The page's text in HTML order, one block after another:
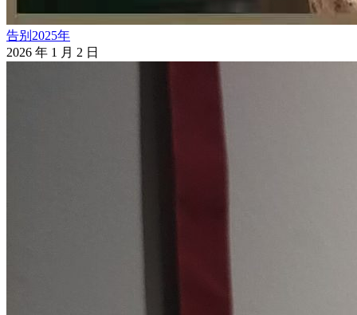
告别2025年
2026 年 1 月 2 日